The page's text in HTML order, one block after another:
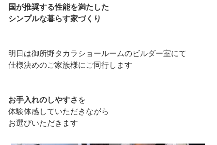
国が推奨する性能を満たした
シンプルな暮らす家づくり
明日は御所野タカラショールームのビルダー室にて
仕様決めのご家族様にご同行します
お手入れのしやすさ を
体験体感していただきながら
お選びいただきます